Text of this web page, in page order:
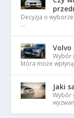
Decyzja o
…
Volvo
Wybór
która może
Jaki
Wybór